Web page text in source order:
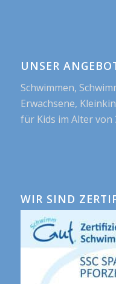
UNSER
Schwimmen,
Erwachsene,
für Kids im Alter von
WIR SIND